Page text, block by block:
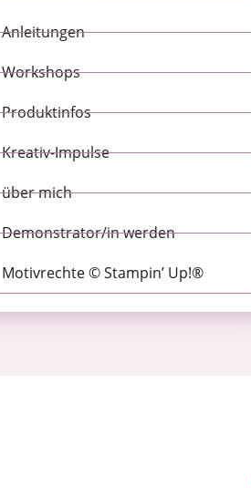
Anleitungen
Workshops
Produktinfos
Kreativ-Impulse
über mich
Demonstrator/in werden
Motivrechte © Stampin’ Up!®